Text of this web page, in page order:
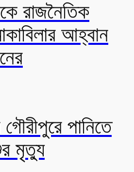
রাজনৈতিক
আহ্বান
পানিতে
মৃত্যু